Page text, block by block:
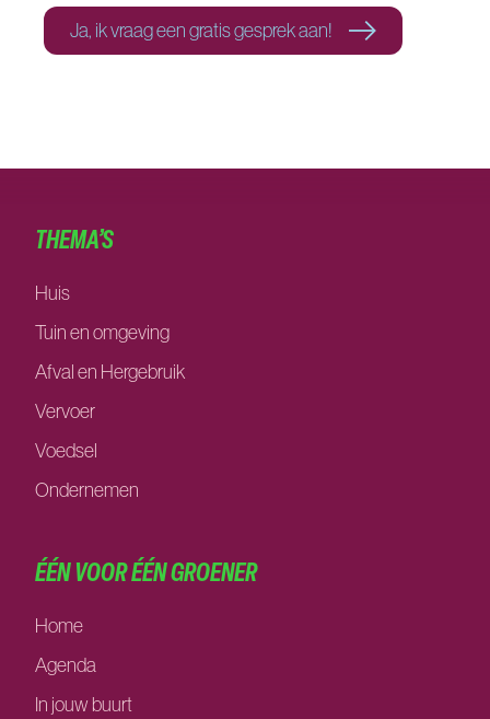
Ja, ik vraag een gratis gesprek aan!
THEMA’S
Huis
Tuin en omgeving
Afval en Hergebruik
Vervoer
Voedsel
Ondernemen
ÉÉN VOOR ÉÉN GROENER
Home
Agenda
In jouw buurt